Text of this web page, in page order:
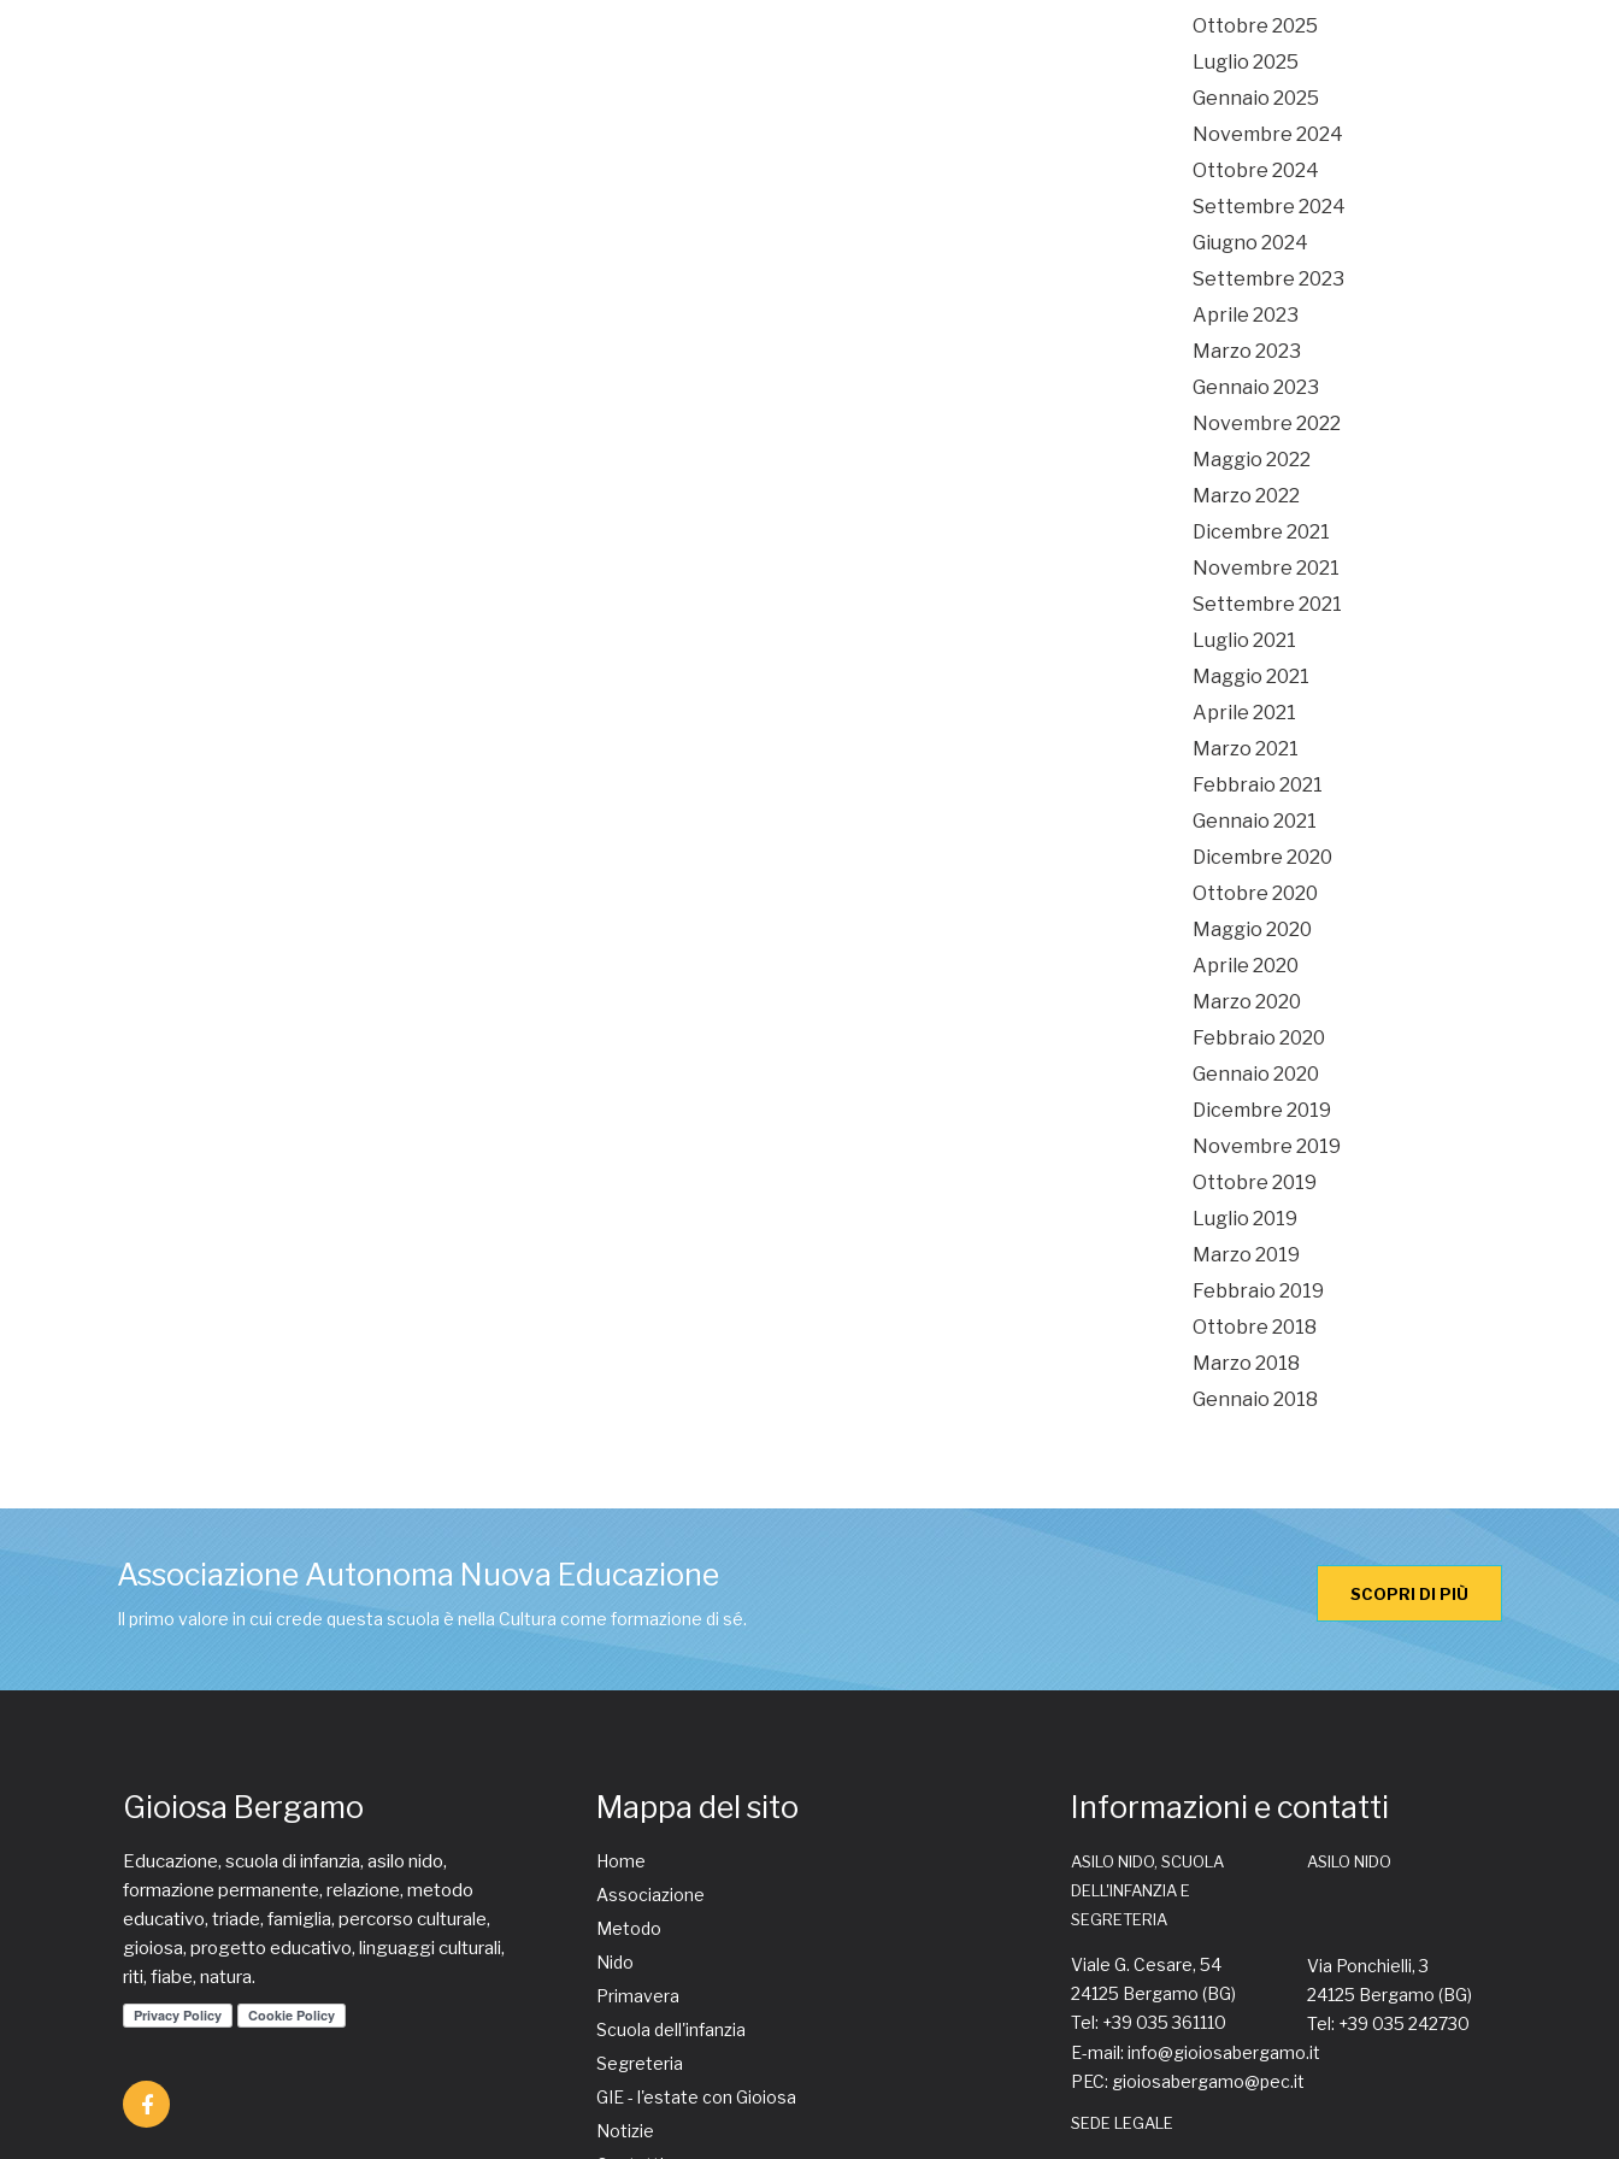
Ottobre 2025
Luglio 2025
Gennaio 2025
Novembre 2024
Ottobre 2024
Settembre 2024
Giugno 2024
Settembre 2023
Aprile 2023
Marzo 2023
Gennaio 2023
Novembre 2022
Maggio 2022
Marzo 2022
Dicembre 2021
Novembre 2021
Settembre 2021
Luglio 2021
Maggio 2021
Aprile 2021
Marzo 2021
Febbraio 2021
Gennaio 2021
Dicembre 2020
Ottobre 2020
Maggio 2020
Aprile 2020
Marzo 2020
Febbraio 2020
Gennaio 2020
Dicembre 2019
Novembre 2019
Ottobre 2019
Luglio 2019
Marzo 2019
Febbraio 2019
Ottobre 2018
Marzo 2018
Gennaio 2018
Associazione Autonoma Nuova Educazione
Il primo valore in cui crede questa scuola è nella Cultura come formazione di sé.
SCOPRI DI PIÙ
Gioiosa Bergamo
Educazione, scuola di infanzia, asilo nido,
formazione permanente, relazione, metodo
educativo, triade, famiglia, percorso culturale,
gioiosa, progetto educativo, linguaggi culturali,
riti, fiabe, natura.
Mappa del sito
Home
Associazione
Metodo
Nido
Primavera
Scuola dell'infanzia
Segreteria
GIE - l'estate con Gioiosa
Notizie
Informazioni e contatti
ASILO NIDO, SCUOLA
DELL'INFANZIA E
SEGRETERIA
Viale G. Cesare, 54
24125 Bergamo (BG)
Tel: +39 035 361110
ASILO NIDO
Via Ponchielli, 3
24125 Bergamo (BG)
Tel: +39 035 242730
E-mail: info@gioiosabergamo.it
PEC: gioiosabergamo@pec.it
SEDE LEGALE